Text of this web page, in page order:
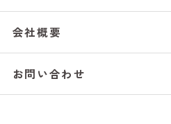
会社概要
お問い合わせ